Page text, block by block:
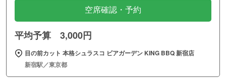
空席確認・予約
平均予算 3,000円
目の前カット 本格シュラスコ ビアガーデン KING BBQ 新宿店
新宿駅／東京都